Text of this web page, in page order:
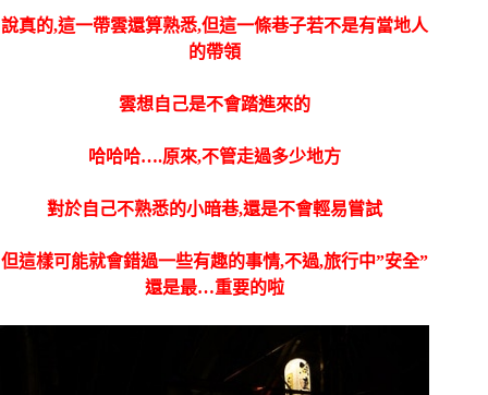
說真的,這一帶雲還算熟悉,但這一條巷子若不是有當地人
的帶領
雲想自己是不會踏進來的
哈哈哈….原來,不管走過多少地方
對於自己不熟悉的小暗巷,還是不會輕易嘗試
但這樣可能就會錯過一些有趣的事情,不過,旅行中”安全”
還是最…重要的啦